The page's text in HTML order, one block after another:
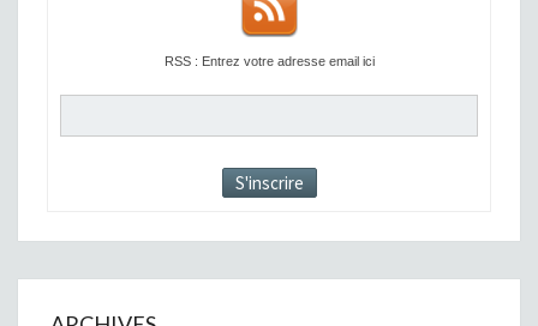
RSS : Entrez votre adresse email ici